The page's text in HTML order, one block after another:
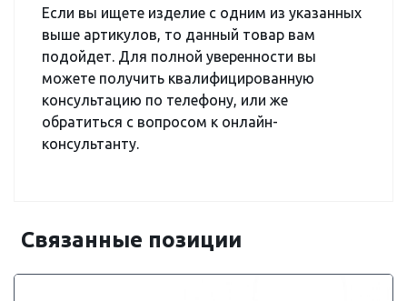
Если вы ищете изделие с одним из указанных
выше артикулов, то данный товар вам
подойдет. Для полной уверенности вы
можете получить квалифицированную
консультацию по телефону, или же
обратиться с вопросом к онлайн-
консультанту.
Связанные позиции